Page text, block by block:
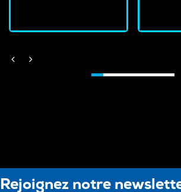
Rejoignez notre